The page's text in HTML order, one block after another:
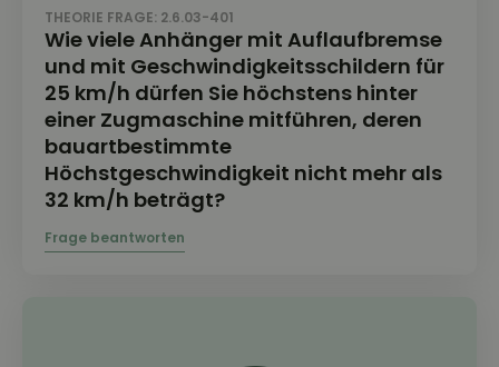
THEORIE FRAGE: 2.6.03-401
Wie viele Anhänger mit Auflaufbremse
und mit Geschwindigkeitsschildern für
25 km/h dürfen Sie höchstens hinter
einer Zugmaschine mitführen, deren
bauartbestimmte
Höchstgeschwindigkeit nicht mehr als
32 km/h beträgt?